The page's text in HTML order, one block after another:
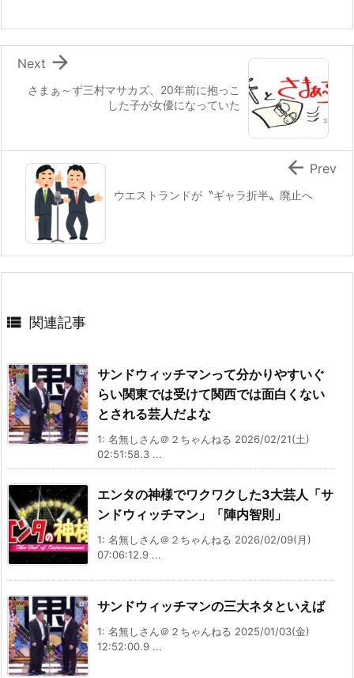
さまぁ～ず三村マサカズ、20年前に抱っこ
した子が女優になっていた

Next
ウエストランドが〝ギャラ折半〟廃止へ
 Prev
 関連記事
サンドウィッチマンって分かりやすいぐ
らい関東では受けて関西では面白くない
とされる芸人だよな
1: 名無しさん＠２ちゃんねる 2026/02/21(土)
02:51:58.3 ...
エンタの神様でワクワクした3大芸人「サ
ンドウィッチマン」「陣内智則」
1: 名無しさん＠２ちゃんねる 2026/02/09(月)
07:06:12.9 ...
サンドウィッチマンの三大ネタといえば
1: 名無しさん＠２ちゃんねる 2025/01/03(金)
12:52:00.9 ...